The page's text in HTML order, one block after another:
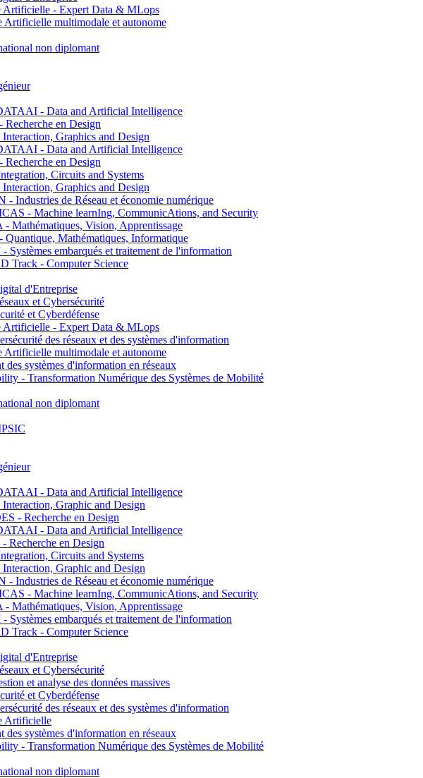
- Expert Data & MLops
multimodale et autonome
non diplomant
- Data and Artificial Intelligence
en Design
Graphics and Design
- Data and Artificial Intelligence
en Design
Circuits and Systems
Graphics and Design
Industries de Réseau et économie numérique
- Machine learnIng, CommunicAtions, and Security
Mathématiques, Vision, Apprentissage
Mathématiques, Informatique
embarqués et traitement de l'information
Track - Computer Science
d'Entreprise
et Cybersécurité
et Cyberdéfense
- Expert Data & MLops
des réseaux et des systèmes d'information
multimodale et autonome
des systèmes d'information en réseaux
- Transformation Numérique des Systèmes de Mobilité
non diplomant
- Data and Artificial Intelligence
Graphic and Design
- Recherche en Design
- Data and Artificial Intelligence
Recherche en Design
Circuits and Systems
Graphic and Design
Industries de Réseau et économie numérique
- Machine learnIng, CommunicAtions, and Security
Mathématiques, Vision, Apprentissage
embarqués et traitement de l'information
Track - Computer Science
d'Entreprise
et Cybersécurité
et analyse des données massives
et Cyberdéfense
des réseaux et des systèmes d'information
Artificielle
des systèmes d'information en réseaux
- Transformation Numérique des Systèmes de Mobilité
non diplomant